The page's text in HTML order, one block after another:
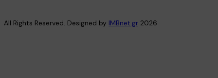
All Rights Reserved. Designed by IMBnet.gr 2026